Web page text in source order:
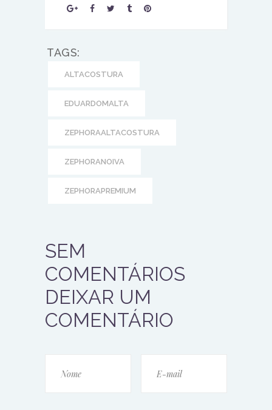
TAGS:
ALTACOSTURA
EDUARDOMALTA
ZEPHORAALTACOSTURA
ZEPHORANOIVA
ZEPHORAPREMIUM
SEM
COMENTÁRIOS
DEIXAR UM
COMENTÁRIO